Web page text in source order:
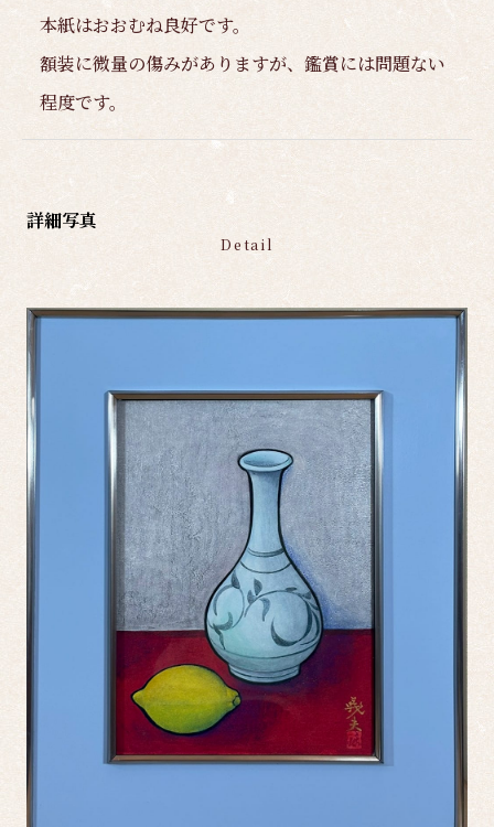
本紙はおおむね良好です。
額装に微量の傷みがありますが、鑑賞には問題ない
程度です。
詳細写真
Detail